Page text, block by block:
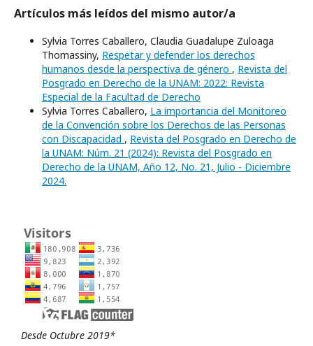
Artículos más leídos del mismo autor/a
Sylvia Torres Caballero, Claudia Guadalupe Zuloaga
Thomassiny, Respetar y defender los derechos
humanos desde la perspectiva de género , Revista del
Posgrado en Derecho de la UNAM: 2022: Revista
Especial de la Facultad de Derecho
Sylvia Torres Caballero, La importancia del Monitoreo
de la Convención sobre los Derechos de las Personas
con Discapacidad , Revista del Posgrado en Derecho de
la UNAM: Núm. 21 (2024): Revista del Posgrado en
Derecho de la UNAM, Año 12, No. 21, Julio - Diciembre
2024.
Desde Octubre 2019*